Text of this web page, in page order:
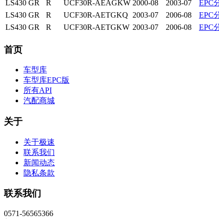
LS430 GR R UCF30R-AEAGKW 2000-08 2003-07
EPC
LS430 GR R UCF30R-AETGKQ 2003-07 2006-08
EPC
LS430 GR R UCF30R-AETGKW 2003-07 2006-08 EPC
首页
车型库
车型库EPC版
所有API
汽配商城
关于
关于极速
联系我们
新闻动态
隐私条款
联系我们
0571-56565366